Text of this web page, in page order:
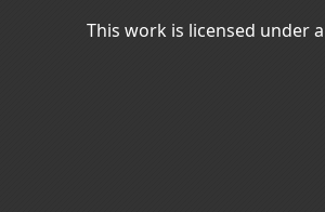
This work is licensed under a